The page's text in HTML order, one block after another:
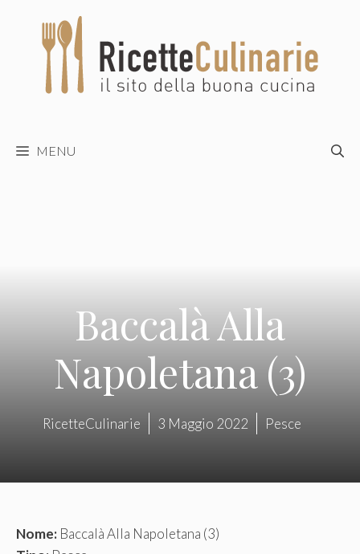
contenuto
MENU
Baccalà Alla
Napoletana (3)
RicetteCulinarie 3 Maggio 2022 Pesce
Nome: Baccalà Alla Napoletana (3)